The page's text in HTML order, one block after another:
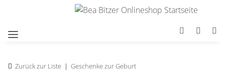
Zurück zur Liste Geschenke zur Geburt